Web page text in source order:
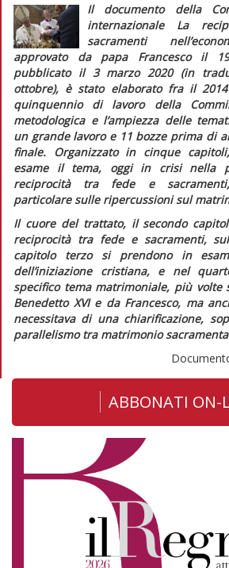
Il documento della
internazionale La
sacramenti
approvato da papa Francesco il
pubblicato il 3 marzo 2020 (in
ottobre), è stato elaborato fra il
quinquennio di lavoro della
metodologica e l’ampiezza delle
un grande lavoro e 11 bozze prima di
finale. Organizzato in cinque
esame il tema, oggi in crisi nella
reciprocità tra fede e
particolare sulle ripercussioni sul
Il cuore del trattato, il secondo
reciprocità tra fede e sacramenti,
capitolo terzo si prendono in
dell’iniziazione cristiana, e nel
specifico tema matrimoniale, più volte
Benedetto XVI e da Francesco, ma
necessitava di una chiarificazione,
parallelismo tra matrimonio
ABBONATI ON-